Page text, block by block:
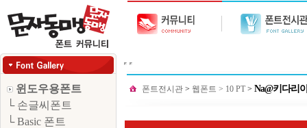
윈도우용폰트
└ 손글씨폰트
└ Basic 폰트
폰트전시관 > 웹폰트 > 10 PT > Na@키다리